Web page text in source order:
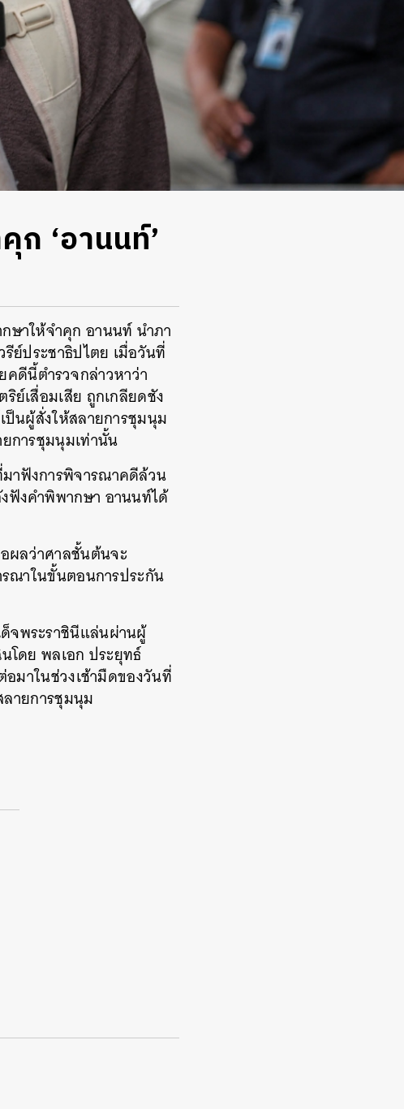
‘อานนท์’
ษาให้จำคุก อานนท์ นำภา
ประชาธิปไตย เมื่อวันที่
ดีนี้ตำรวจกล่าวหาว่า
ย์เสื่อมเสีย ถูกเกลียดชัง
นผู้สั่งให้สลายการชุมนุม
การชุมนุมเท่านั้น
าฟังการพิจารณาคดีล้วน
ฟังคำพิพากษา อานนท์ได้
ผลว่าศาลชั้นต้นจะ
ณาในขั้นตอนการประกัน
จพระราชินีแล่นผ่านผู้
ดย พลเอก ประยุทธ์
มาในช่วงเช้ามืดของวันที่
ายการชุมนุม